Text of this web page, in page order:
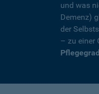
und was
Demenz)
der
– zu einer
Pflegegrad